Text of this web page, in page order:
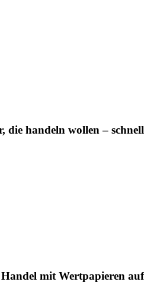
die handeln wollen – schnell
mit Wertpapieren auf